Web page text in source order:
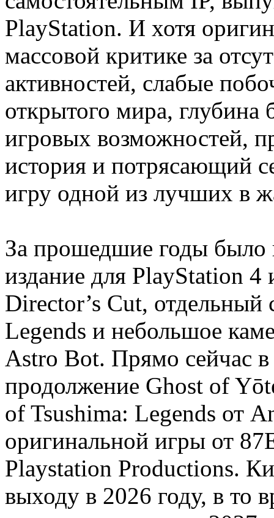
PlayStation. И хотя
массовой критике за
активностей, слабые
открытого мира, глубина
игровых возможностей,
история и потрясающий
игру одной из лучших в
За прошедшие годы
издание для PlayStation 4
Director’s Cut, отдельный
Legends и небольшое
Astro Bot. Прямо сейчас в
продолжение Ghost of
of Tsushima: Legends от
оригинальной игры от
Playstation Productions.
выходу в 2026 году, в то